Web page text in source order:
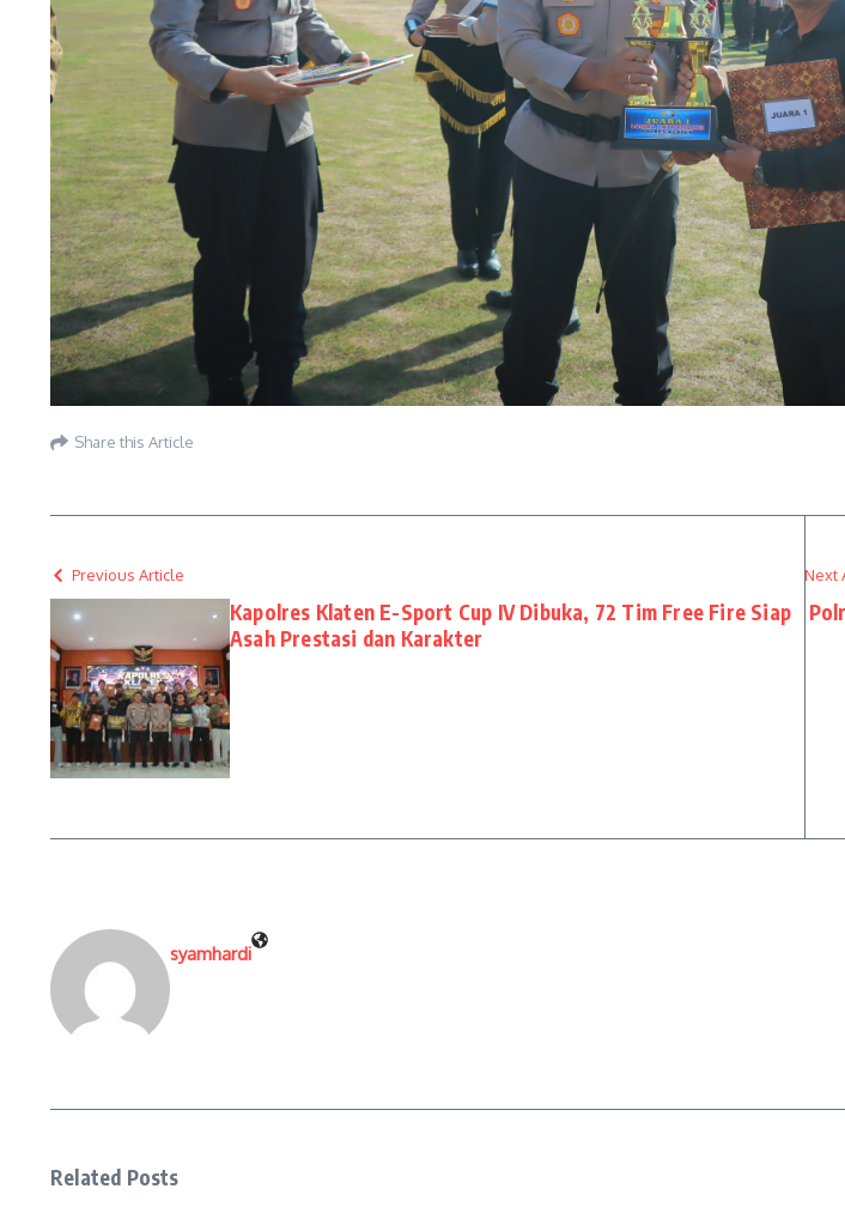
Share this Article
Previous Article
Kapolres Klaten E-Sport Cup IV Dibuka, 72 Tim Free Fire Siap
Asah Prestasi dan Karakter
Next
syamhardi
Related Posts